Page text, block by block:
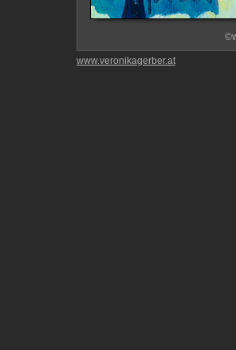
www.veronikagerber.at